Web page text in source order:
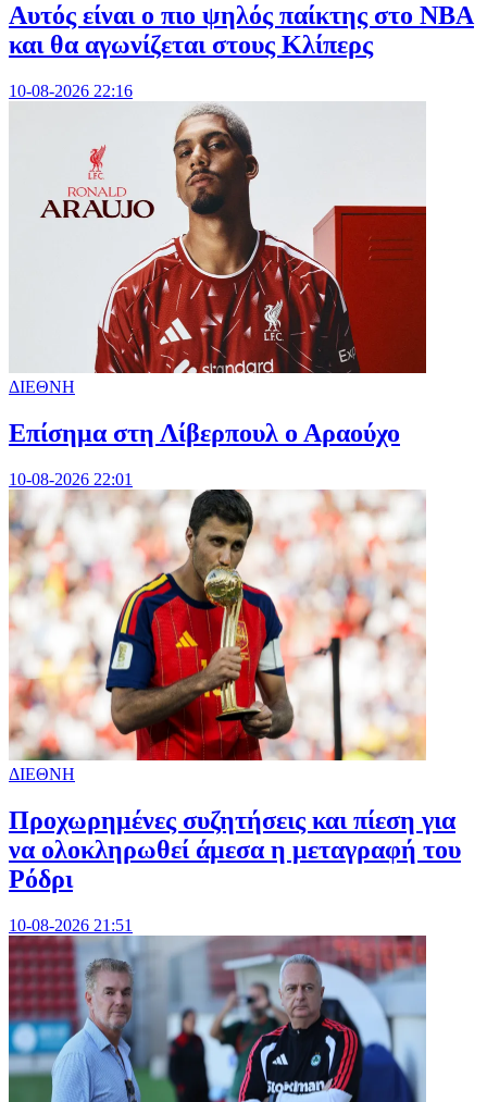
Αυτός είναι ο πιο ψηλός παίκτης στο NBA
και θα αγωνίζεται στους Κλίπερς
10-08-2026 22:16
ΔΙΕΘΝΗ
Επίσημα στη Λίβερπουλ ο Αραούχο
10-08-2026 22:01
ΔΙΕΘΝΗ
Προχωρημένες συζητήσεις και πίεση για
να ολοκληρωθεί άμεσα η μεταγραφή του
Ρόδρι
10-08-2026 21:51